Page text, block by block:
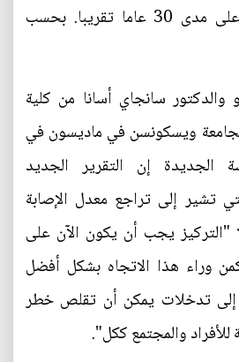
بنسبة 20 في المئة على مدى 30 عاما تقريبا. بحسب
والدكتور سانجاي أسانا من كلية
ويسكونسن في ماديسون في
الجديدة إن التقرير الجديد
تشير إلى تراجع معدل الإصابة
"التركيز يجب أن يكون الآن على
وراء هذا الاتجاه بشكل أفضل
إلى تدخلات يمكن أن تقلص خطر
للأفراد والمجتمع ككل".